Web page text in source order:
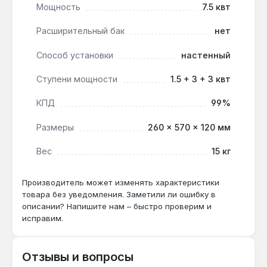
Украина. Гарантия 1 год, доставка по Украине.
Какой кабель нужен для подключения 7.5
Для ступеней 1.5+3+3 кВт при суммарной
мощности 7.5 кВт требуется медный кабель
каждую фазу.
расширительного бака?
Нет — в комплекте бака нет, его необходимо
установить отдельно объёмом не менее 10%
от общего объёма теплоносителя в системе.
Работает ли при скачках напряжения?
Мощность 7.5 квт
Расширительный бак нет
Способ установки настенный
Ступени мощности 1.5 + 3 + 3 квт
КПД 99%
Размеры 260 × 570 × 120 мм
Вес 15 кг
Производитель может изменять характеристики
товара без уведомления. Заметили ли ошибку в
описании? Напишите нам – быстро проверим и
исправим.
Отзывы и вопросы